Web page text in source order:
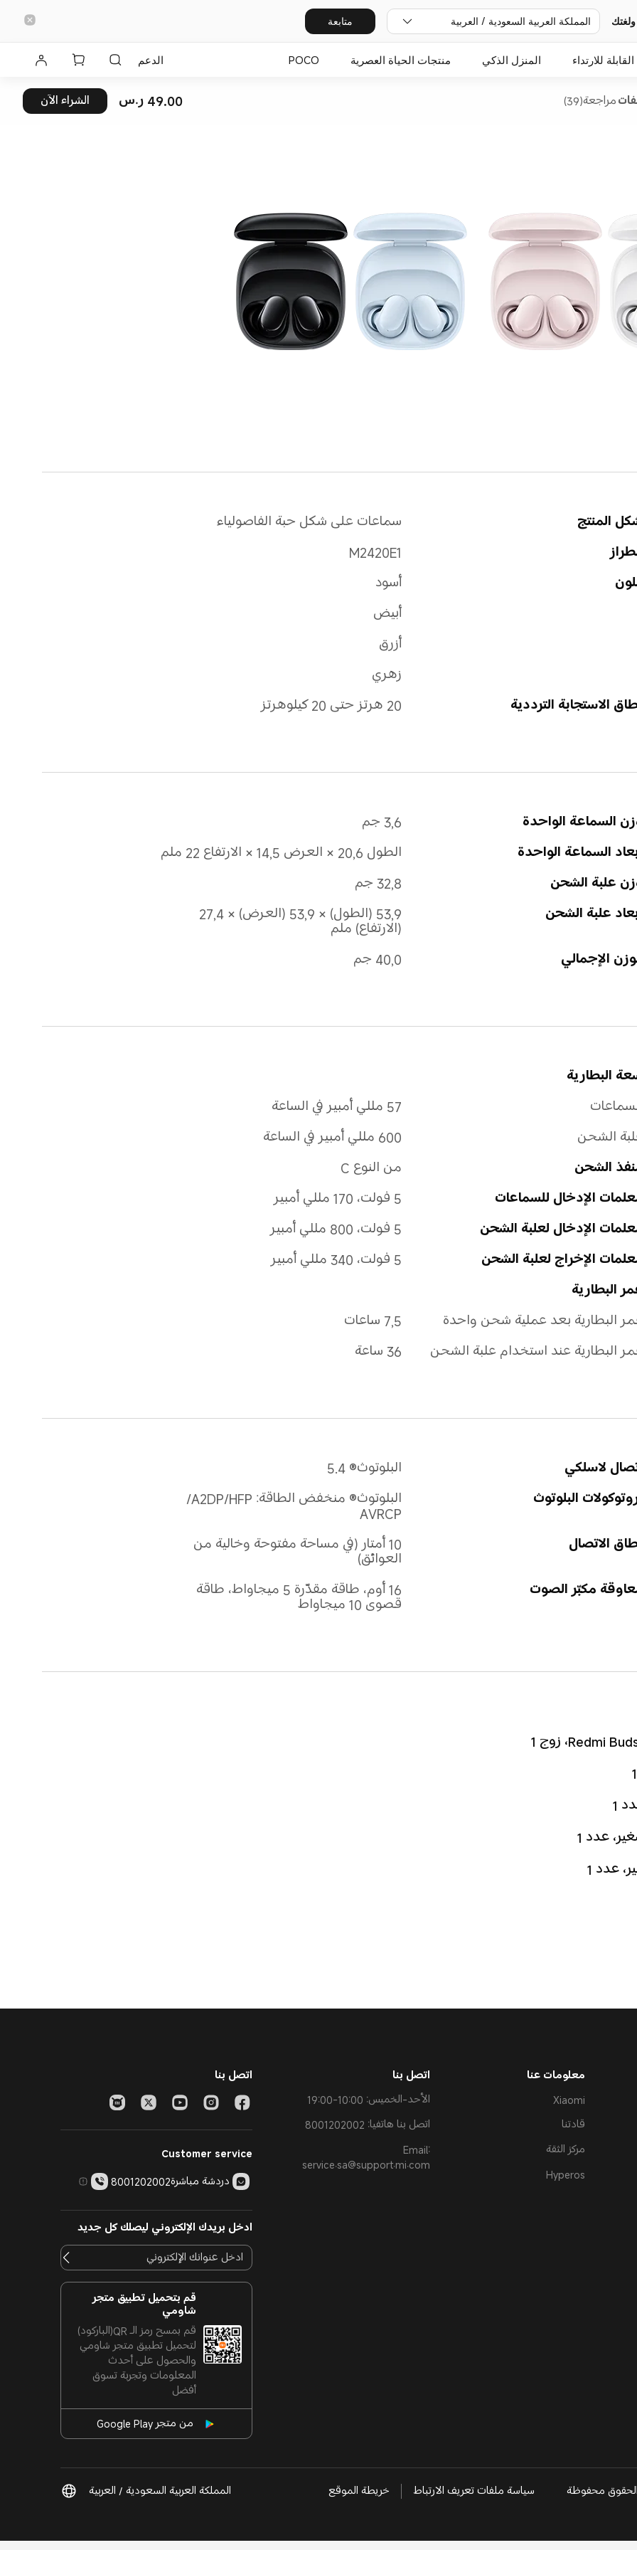
المملكة العربية السعودية / العربية متابعة
للارتداء المنزل الذكي منتجات الحياة العصرية POCO الدعم
مراجعة(39) 49.00 ر.س الشراء الآن
المنتج
سماعات على شكل حبة الفاصولياء
M2420E1
أسود
أبيض
أزرق
زهري
الاستجابة الترددية
20 هرتز حتى 20 كيلوهرتز
السماعة الواحدة
3,6 جم
السماعة الواحدة
الطول 20,6 × العرض 14,5 × الارتفاع 22 ملم
علبة الشحن
32,8 جم
علبة الشحن
(الارتفاع) ملم
الإجمالي
40,0 جم
البطارية
57 مللي أمبير في الساعة
الشحن
600 مللي أمبير في الساعة
الشحن
من النوع C
الإدخال للسماعات
5 فولت، 170 مللي أمبير
الإدخال لعلبة الشحن
5 فولت، 800 مللي أمبير
الإخراج لعلبة الشحن
5 فولت، 340 مللي أمبير
البطارية
البطارية بعد عملية شحن واحدة
7,5 ساعات
البطارية عند استخدام علبة الشحن
36 ساعة
لاسلكي
البلوتوث® 5.4
البلوتوث
البلوتوث® منخفض الطاقة: HFP/‏A2DP/‏
AVRCP
الاتصال
10 أمتار (في مساحة مفتوحة وخالية من
العوائق)
مكبّر الصوت
16 أوم، طاقة مقدّرة 5 ميجاواط، طاقة
قصوى 10 ميجاواط
1
عدد 1
عدد 1
معلومات عنا
Xiaomi
قادتنا
مركز الثقة
Hyperos
اتصل بنا
الأحد-الخميس: 10:00-19:00
اتصل بنا هاتفيا: 8001202002
Email:
service.sa@support.mi.com
اتصل بنا
Customer service
دردشة مباشرة8001202002
ادخل بريدك الإلكتروني ليصلك كل جديد
قم بتحميل تطبيق متجر
شاومي
قم بمسح رمز الـ QR(الباركود)
لتحميل تطبيق متجر شاومي
والحصول على أحدث
المعلومات وتجربة تسوق
أفضل
من متجر Google Play
سياسة ملفات تعريف الارتباط خريطة الموقع المملكة العربية السعودية / العربية